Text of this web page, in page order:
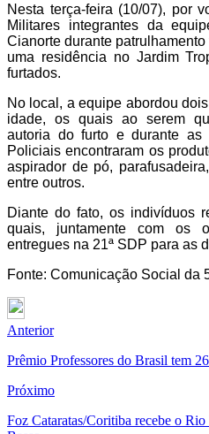
Nesta terça-feira (10/07), por
Militares integrantes da
Cianorte durante
uma residência no Jardim
furtados.
No local, a equipe abordou
idade, os quais ao serem
autoria do furto e durante as
Policiais encontraram os
aspirador de pó,
entre outros.
Diante do fato, os indivíduos
quais, juntamente com os
entregues na 21ª SDP para as
Fonte: Comunicação Social da
Anterior
Prêmio Professores do Brasil tem
Próximo
Foz Cataratas/Coritiba recebe o